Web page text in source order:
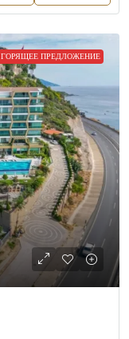
ГОРЯЩЕЕ ПРЕДЛОЖЕНИЕ